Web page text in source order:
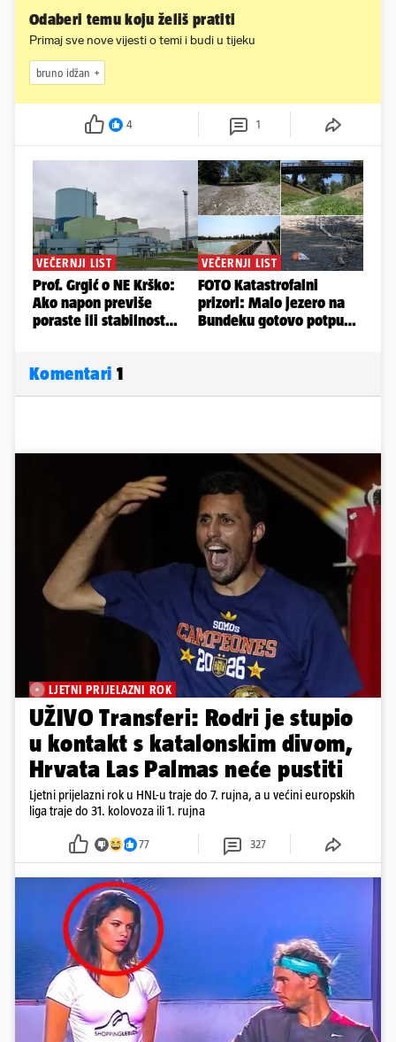
Odaberi temu koju želiš pratiti
Primaj sve nove vijesti o temi i budi u tijeku
bruno idžan
4 1
Komentari 1
LJETNI PRIJELAZNI ROK
UŽIVO Transferi: Rodri je stupio
u kontakt s katalonskim divom,
Hrvata Las Palmas neće pustiti
Ljetni prijelazni rok u HNL-u traje do 7. rujna, a u većini europskih
liga traje do 31. kolovoza ili 1. rujna
77 327